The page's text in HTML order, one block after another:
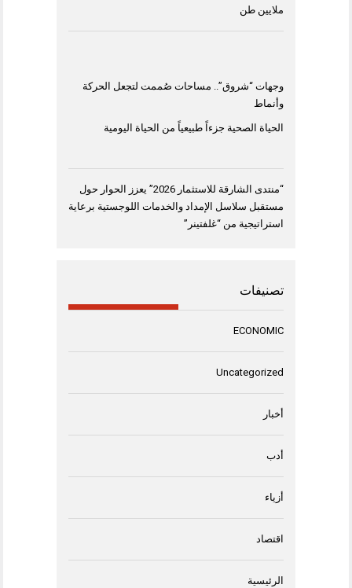
ملايين طن
وجهات “شروق”.. مساحات صُممت لتجعل الحركة
وأنماط
الحياة الصحية جزءاً طبيعياً من الحياة اليومية
“منتدى الشارقة للاستثمار 2026” يعزز الحوار حول
مستقبل سلاسل الإمداد والخدمات اللوجستية برعاية
استراتيجية من “غلفتينر”
تصنيفات
ECONOMIC
Uncategorized
أخبار
أدب
أزياء
اقتصاد
الرئيسية